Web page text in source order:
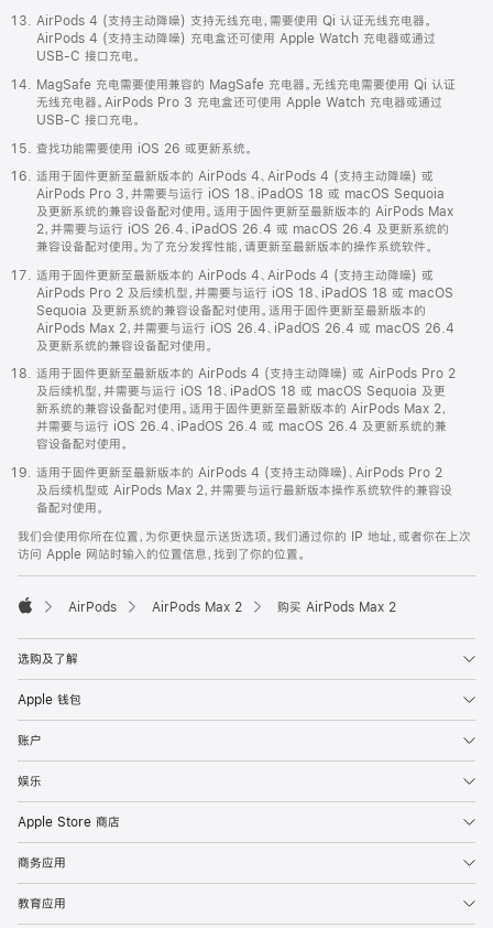
AirPods 4 (支持主动降噪) 支持无线充电，需要使用 Qi 认证无线充电器。
AirPods 4 (支持主动降噪) 充电盒还可使用 Apple Watch 充电器或通过
USB-C 接口充电。
MagSafe 充电需要使用兼容的 MagSafe 充电器。无线充电需要使用 Qi 认证
无线充电器。AirPods Pro 3 充电盒还可使用 Apple Watch 充电器或通过
USB-C 接口充电。
查找功能需要使用 iOS 26 或更新系统。
适用于固件更新至最新版本的 AirPods 4、AirPods 4 (支持主动降噪) 或
AirPods Pro 3，并需要与运行 iOS 18、iPadOS 18 或 macOS Sequoia
及更新系统的兼容设备配对使用。适用于固件更新至最新版本的 AirPods Max
2，并需要与运行 iOS 26.4、iPadOS 26.4 或 macOS 26.4 及更新系统的
兼容设备配对使用。为了充分发挥性能，请更新至最新版本的操作系统软件。
适用于固件更新至最新版本的 AirPods 4、AirPods 4 (支持主动降噪) 或
AirPods Pro 2 及后续机型，并需要与运行 iOS 18、iPadOS 18 或 macOS
Sequoia 及更新系统的兼容设备配对使用。适用于固件更新至最新版本的
AirPods Max 2，并需要与运行 iOS 26.4、iPadOS 26.4 或 macOS 26.4
及更新系统的兼容设备配对使用。
适用于固件更新至最新版本的 AirPods 4 (支持主动降噪) 或 AirPods Pro 2
及后续机型，并需要与运行 iOS 18、iPadOS 18 或 macOS Sequoia 及更
新系统的兼容设备配对使用。适用于固件更新至最新版本的 AirPods Max 2，
并需要与运行 iOS 26.4、iPadOS 26.4 或 macOS 26.4 及更新系统的兼
容设备配对使用。
适用于固件更新至最新版本的 AirPods 4 (支持主动降噪)、AirPods Pro 2
及后续机型或 AirPods Max 2，并需要与运行最新版本操作系统软件的兼容设
备配对使用。
我们会使用你所在位置，为你更快显示送货选项。我们通过你的 IP 地址，或者你在上次
访问 Apple 网站时输入的位置信息，找到了你的位置。
AirPods AirPods Max 2 购买 AirPods Max 2
选购及了解
Apple 钱包
账户
娱乐
Apple Store 商店
商务应用
教育应用